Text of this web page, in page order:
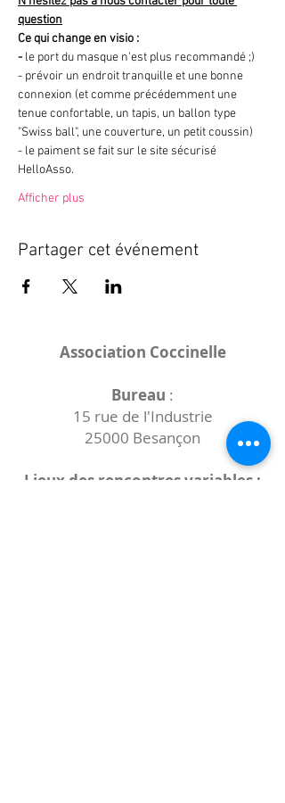
question
Ce qui change en visio :
- le port du masque n'est plus recommandé ;)
- prévoir un endroit tranquille et une bonne
connexion (et comme précédemment une
tenue confortable, un tapis, un ballon type
"Swiss ball", une couverture, un petit coussin)
- le paiment se fait sur le site sécurisé
HelloAsso.
Afficher plus
Partager cet événement
Association Coccinelle
Bureau :
15 rue de l'Industrie
25000 Besançon
Lieux des rencontres variables :